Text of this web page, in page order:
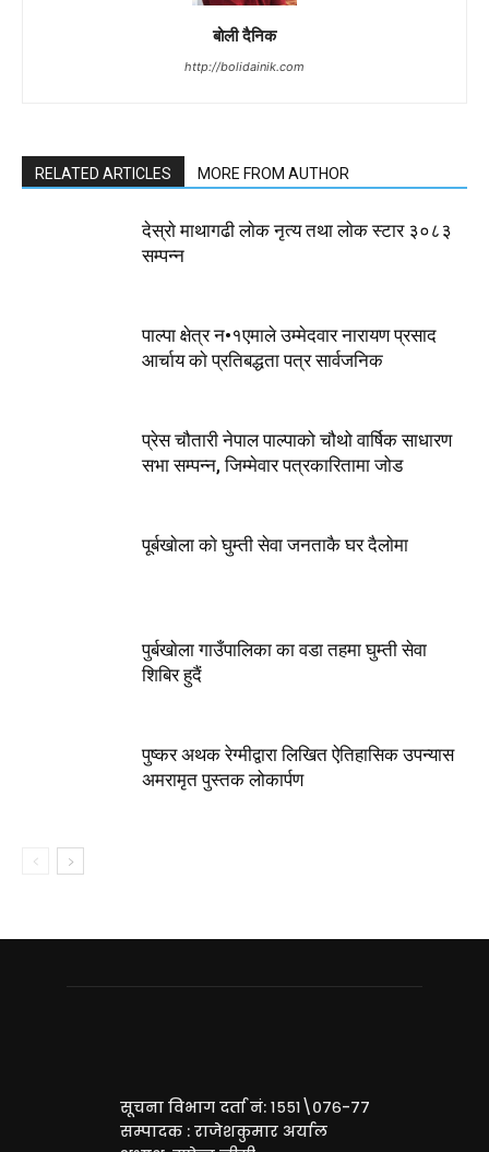
बोली दैनिक
http://bolidainik.com
RELATED ARTICLES MORE FROM AUTHOR
देस्राे माथागढी लाेक नृत्य तथा लाेक स्टार ३०८३
सम्पन्न
पाल्पा क्षेत्र न•१एमाले उम्मेदवार नारायण प्रसाद
आर्चाय काे प्रतिबद्धता पत्र सार्वजनिक
प्रेस चौतारी नेपाल पाल्पाको चौथो वार्षिक साधारण
सभा सम्पन्न, जिम्मेवार पत्रकारितामा जोड
पूर्बखाेला काे घुम्ती सेवा जनताकै घर दैलाेमा
पुर्बखाेला गाउँपालिका का वडा तहमा घुम्ती सेवा
शिबिर हुदैं
पुष्कर अथक रेग्मीद्वारा लिखित ऐतिहासिक उपन्यास
अमरामृत पुस्तक लोकार्पण
सूचना विभाग दर्ता नं: १५५१\०७६-७७
सम्पादक : राजेशकुमार अर्याल